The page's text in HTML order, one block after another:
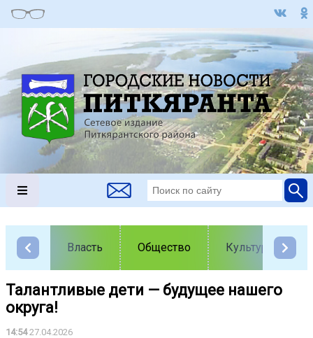
Власть Общество Культура
Талантливые дети — будущее нашего
округа!
14:5427.04.2026